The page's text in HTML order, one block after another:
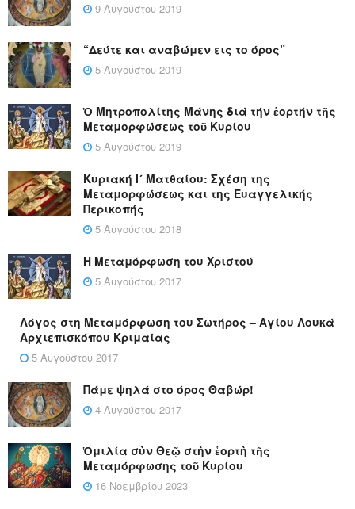
9 Αυγούστου 2019
“Δεύτε και αναβώμεν εις το όρος”
5 Αυγούστου 2019
Ὁ Μητροπολίτης Μάνης διά τήν ἑορτήν τῆς
Μεταμορφώσεως τοῦ Κυρίου
5 Αυγούστου 2019
Κυριακή Ι´ Ματθαίου: Σχέση της
Μεταμορφώσεως και της Ευαγγελικής
Περικοπής
5 Αυγούστου 2018
Η Μεταμόρφωση του Χριστού
5 Αυγούστου 2017
Λόγος στη Μεταμόρφωση του Σωτήρος – Αγίου Λουκά
Αρχιεπισκόπου Κριμαίας
5 Αυγούστου 2017
Πάμε ψηλά στο όρος Θαβώρ!
4 Αυγούστου 2017
Ὁμιλία σὺν Θεῷ στὴν ἑορτὴ τῆς
Μεταμόρφωσης τοῦ Κυρίου
16 Νοεμβρίου 2023